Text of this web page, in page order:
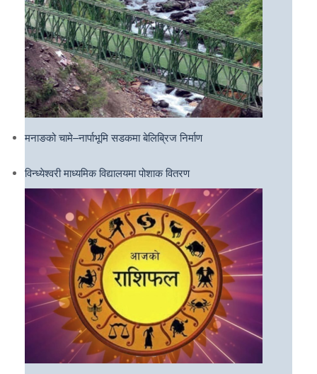
मनाङको चामे–नार्पाभूमि सडकमा बेलिब्रिज निर्माण
विन्ध्येश्वरी माध्यमिक विद्यालयमा पोशाक वितरण